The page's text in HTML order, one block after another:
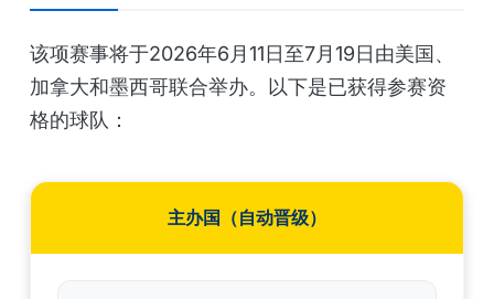
该项赛事将于2026年6月11日至7月19日由美国、
加拿大和墨西哥联合举办。以下是已获得参赛资
格的球队：
主办国（自动晋级）